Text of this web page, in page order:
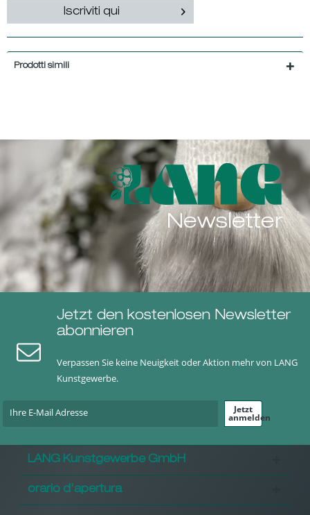
Iscriviti qui
Prodotti simili
Newsletter
Jetzt den kostenlosen Newsletter
abonnieren
Verpassen Sie keine Neuigkeit oder Aktion mehr von LANG
Kunstgewerbe.
Jetzt
anmelden
LANG Kunstgewerbe GmbH
orario d'apertura